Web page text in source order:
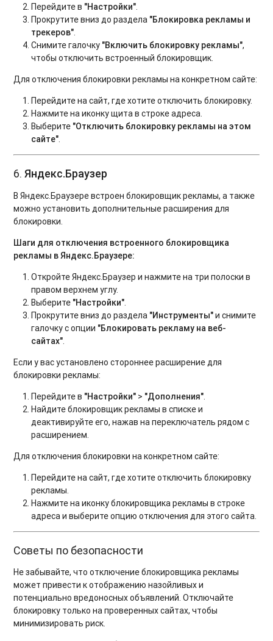
Перейдите в "Настройки".
Прокрутите вниз до раздела "Блокировка рекламы и
трекеров".
Снимите галочку "Включить блокировку рекламы",
чтобы отключить встроенный блокировщик.
Для отключения блокировки рекламы на конкретном сайте:
Перейдите на сайт, где хотите отключить блокировку.
Нажмите на иконку щита в строке адреса.
Выберите "Отключить блокировку рекламы на этом
сайте".
6.Яндекс.Браузер
В Яндекс.Браузере встроен блокировщик рекламы, а также
можно установить дополнительные расширения для
блокировки.
Шаги для отключения встроенного блокировщика
рекламы в Яндекс.Браузере:
Откройте Яндекс.Браузер и нажмите на три полоски в
правом верхнем углу.
Выберите "Настройки"
Прокрутите вниз до раздела "Инструменты"и снимите
галочку с опции "Блокировать рекламу на веб-
сайтах"
Если у вас установлено стороннее расширение для
блокировки рекламы:
Перейдите в "Настройки" > "Дополнения"
Найдите блокировщик рекламы в списке и
деактивируйте его, нажав на переключатель рядом с
расширением.
Для отключения блокировки на конкретном сайте:
Перейдите на сайт, где хотите отключить блокировку
рекламы.
Нажмите на иконку блокировщика рекламы в строке
адреса и выберите опцию отключения для этого сайта.
Советы по безопасности
Не забывайте, что отключение блокировщика рекламы
может привести к отображению назойливых и
потенциально вредоносных объявлений. Отключайте
блокировку только на проверенных сайтах, чтобы
минимизировать риск.